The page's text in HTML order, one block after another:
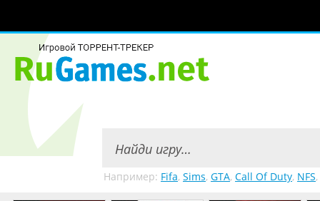
Например: Fifa, Sims, GTA, Call Of Duty, NFS,